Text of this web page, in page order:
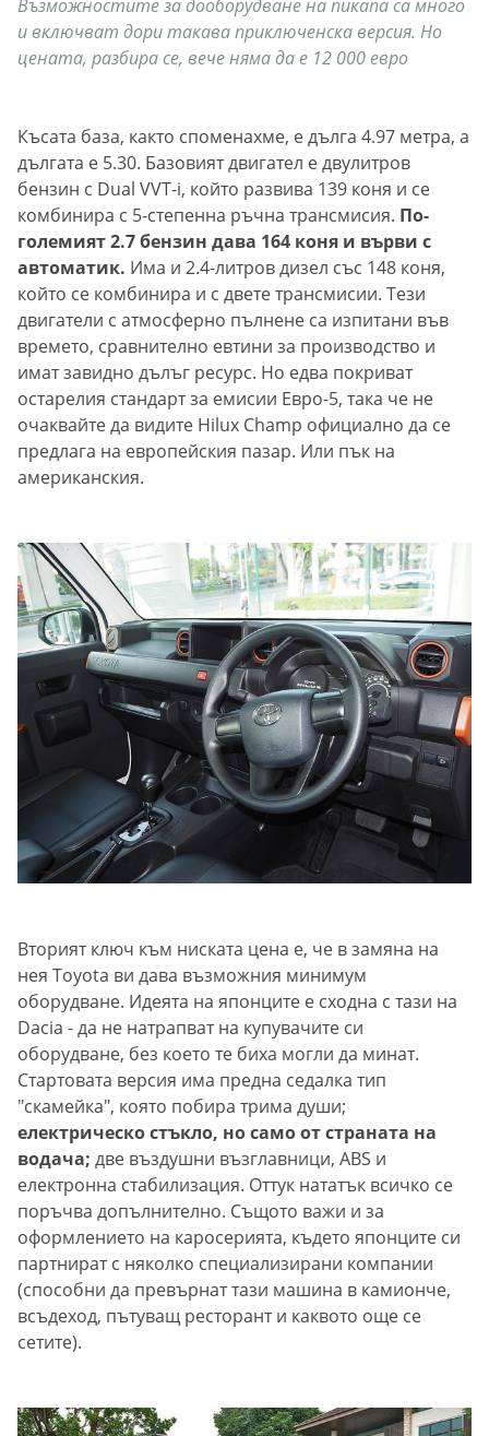
Възможностите за дооборудване на пикапа са много
и включват дори такава приключенска версия. Но
цената, разбира се, вече няма да е 12 000 евро
Късата база, както споменахме, е дълга 4.97 метра, а
дългата е 5.30. Базовият двигател е двулитров
бензин с Dual VVT-i, който развива 139 коня и се
комбинира с 5-степенна ръчна трансмисия. По-
големият 2.7 бензин дава 164 коня и върви с
автоматик. Има и 2.4-литров дизел със 148 коня,
който се комбинира и с двете трансмисии. Тези
двигатели с атмосферно пълнене са изпитани във
времето, сравнително евтини за производство и
имат завидно дълъг ресурс. Но едва покриват
остарелия стандарт за емисии Евро-5, така че не
очаквайте да видите Hilux Champ официално да се
предлага на европейския пазар. Или пък на
американския.
Вторият ключ към ниската цена е, че в замяна на
нея Toyota ви дава възможния минимум
оборудване. Идеята на японците е сходна с тази на
Dacia - да не натрапват на купувачите си
оборудване, без което те биха могли да минат.
Стартовата версия има предна седалка тип
"скамейка", която побира трима души;
електрическо стъкло, но само от страната на
водача; две въздушни възглавници, ABS и
електронна стабилизация. Оттук нататък всичко се
поръчва допълнително. Същото важи и за
оформлението на каросерията, където японците си
партнират с няколко специализирани компании
(способни да превърнат тази машина в камионче,
всъдеход, пътуващ ресторант и каквото още се
сетите).